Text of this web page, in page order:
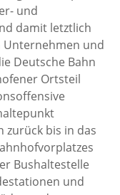
und
damit letztlich
Unternehmen und
Deutsche Bahn
Ortsteil
zurück bis in das
Bushaltestelle
und